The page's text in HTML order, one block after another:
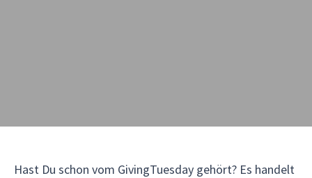
Hast Du schon vom GivingTuesday gehört? Es handelt